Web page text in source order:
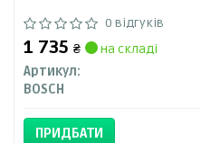
0 відгуків
1 735 ₴
на складі
Артикул:
BOSCH
ПРИДБАТИ